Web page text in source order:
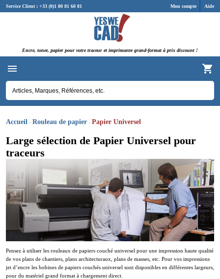
Mon compte Aide
Service Client : +33 (0)1 80 81 60 81
Encre, toner, papier pour votre traceur et imprimante grand-format à prix discount !
Accueil Rouleau de papier Papier Universel
Large sélection de Papier Universel pour
traceurs
Pensez à utiliser les rouleaux de papiers couché universel pour une impression haute qualité
de vos plans de chantiers, plans architecturaux, plans de masses, etc. Pour vos impressions
jet d’encre les bobines de papiers couchés universel sont disponibles en différentes largeurs,
pour du matériel grand format à chargement direct.
Panneau de gestion des cookies